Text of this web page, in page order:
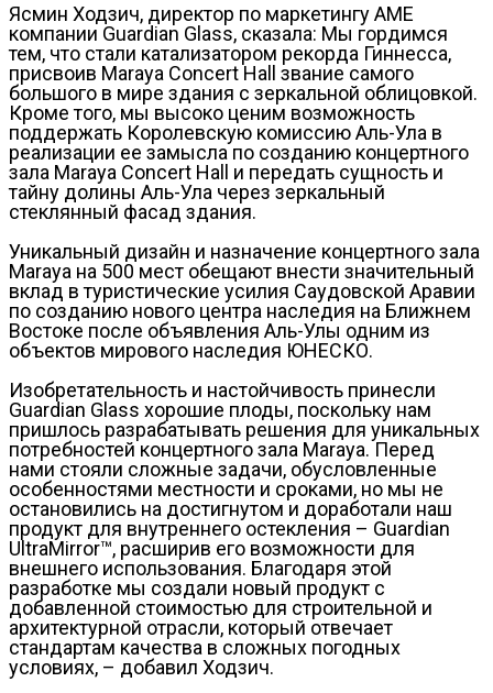
Ясмин Ходзич, директор по маркетингу AME
компании Guardian Glass, сказала: Мы гордимся
тем, что стали катализатором рекорда Гиннесса,
присвоив Maraya Concert Hall звание самого
большого в мире здания с зеркальной облицовкой.
Кроме того, мы высоко ценим возможность
поддержать Королевскую комиссию Аль-Ула в
реализации ее замысла по созданию концертного
зала Maraya Concert Hall и передать сущность и
тайну долины Аль-Ула через зеркальный
стеклянный фасад здания.
Уникальный дизайн и назначение концертного зала
Maraya на 500 мест обещают внести значительный
вклад в туристические усилия Саудовской Аравии
по созданию нового центра наследия на Ближнем
Востоке после объявления Аль-Улы одним из
объектов мирового наследия ЮНЕСКО.
Изобретательность и настойчивость принесли
Guardian Glass хорошие плоды, поскольку нам
пришлось разрабатывать решения для уникальных
потребностей концертного зала Maraya. Перед
нами стояли сложные задачи, обусловленные
особенностями местности и сроками, но мы не
остановились на достигнутом и доработали наш
продукт для внутреннего остекления – Guardian
UltraMirror™, расширив его возможности для
внешнего использования. Благодаря этой
разработке мы создали новый продукт с
добавленной стоимостью для строительной и
архитектурной отрасли, который отвечает
стандартам качества в сложных погодных
условиях, – добавил Ходзич.